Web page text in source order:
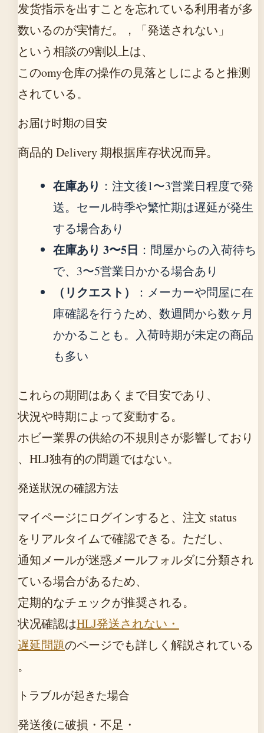
发货指示を出すことを忘れている利用者が多
数いるのが実情だ。，「発送されない」
という相談の9割以上は、
このomy仓库の操作の見落としによると推测
されている。
お届け时期の目安
商品的 Delivery 期根据库存状况而异。
在庫あり ：注文後1〜3営業日程度で発
送。セール時季や繁忙期は遅延が発生
する場合あり
在庫あり 3〜5日 ：問屋からの入荷待ち
で、3〜5営業日かかる場合あり
（リクエスト）
：メーカーや問屋に在
庫確認を行うため、数週間から数ヶ月
かかることも。入荷時期が未定の商品
も多い
これらの期間はあくまで目安であり、
状況や時期によって変動する。
ホビー業界の供給の不規則さが影響しており
、HLJ独有的の問題ではない。
発送狀況の確認方法
マイページにログインすると、注文 status
をリアルタイムで確認できる。ただし、
通知メールが迷惑メールフォルダに分類され
ている場合があるため、
定期的なチェックが推奨される。
状况確認はHLJ発送されない・
遅延問題のページでも詳しく解説されている
。
トラブルが起きた場合
発送後に破損・不足・